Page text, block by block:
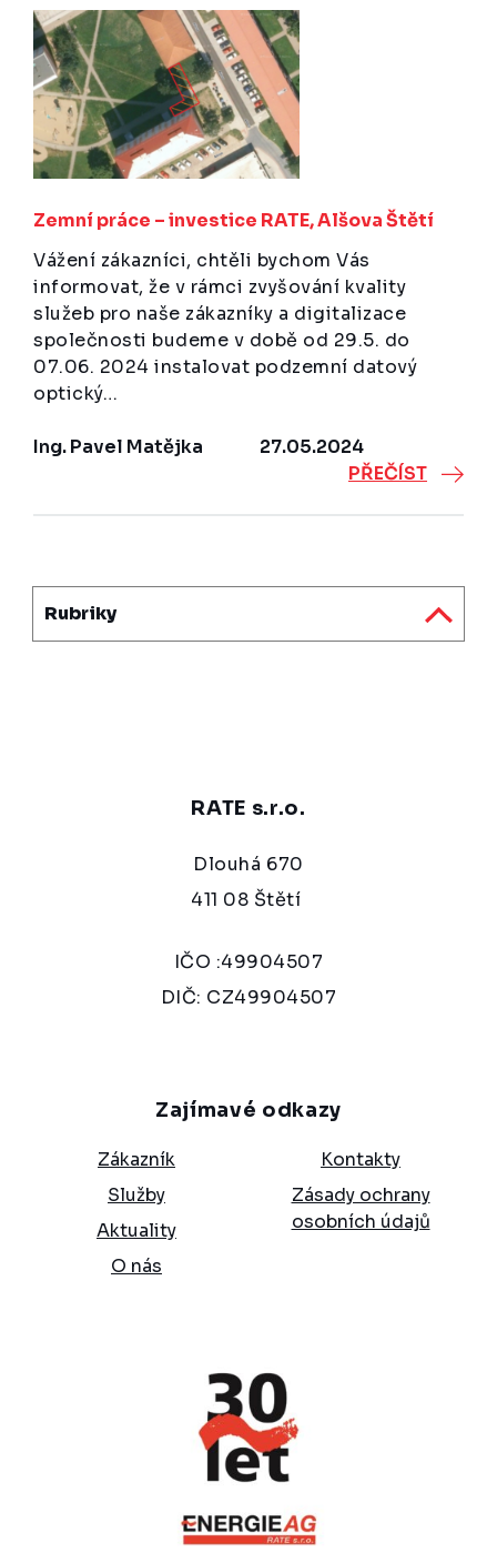
Zemní práce – investice RATE, Alšova Štětí
Vážení zákazníci, chtěli bychom Vás
informovat, že v rámci zvyšování kvality
služeb pro naše zákazníky a digitalizace
společnosti budeme v době od 29.5. do
07.06. 2024 instalovat podzemní datový
optický…
Ing. Pavel Matějka
27.05.2024
PŘEČÍST
Rubriky
RATE s.r.o.
Dlouhá 670
411 08 Štětí
IČO :49904507
DIČ: CZ49904507
Zajímavé odkazy
Zákazník
Služby
Aktuality
O nás
Kontakty
Zásady ochrany
osobních údajů